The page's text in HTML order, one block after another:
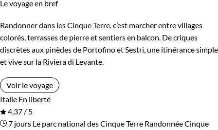
Le voyage en bref
Randonner dans les Cinque Terre, c’est marcher entre villages
colorés, terrasses de pierre et sentiers en balcon. De criques
discrètes aux pinèdes de Portofino et Sestri, une itinérance simple
et vive sur la Riviera di Levante.
Voir le voyage
Italie En liberté
4,37 / 5
7 jours Le parc national des Cinque Terre Randonnée Cinque